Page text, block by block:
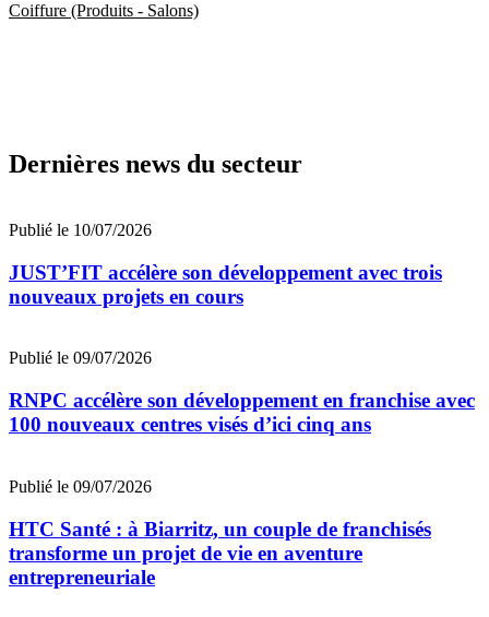
Coiffure (Produits - Salons)
Dernières news du secteur
Publié le 10/07/2026
JUST’FIT accélère son développement avec trois
nouveaux projets en cours
Publié le 09/07/2026
RNPC accélère son développement en franchise avec
100 nouveaux centres visés d’ici cinq ans
Publié le 09/07/2026
HTC Santé : à Biarritz, un couple de franchisés
transforme un projet de vie en aventure
entrepreneuriale